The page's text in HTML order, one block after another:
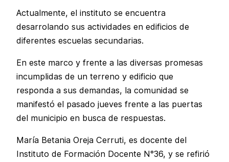
Actualmente, el instituto se encuentra
desarrolando sus actividades en edificios de
diferentes escuelas secundarias.
En este marco y frente a las diversas promesas
incumplidas de un terreno y edificio que
responda a sus demandas, la comunidad se
manifestó el pasado jueves frente a las puertas
del municipio en busca de respuestas.
María Betania Oreja Cerruti, es docente del
Instituto de Formación Docente N°36, y se refirió